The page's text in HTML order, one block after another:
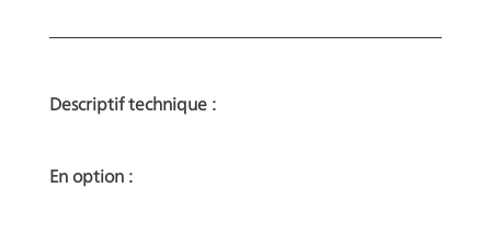
Descriptif technique :
En option :